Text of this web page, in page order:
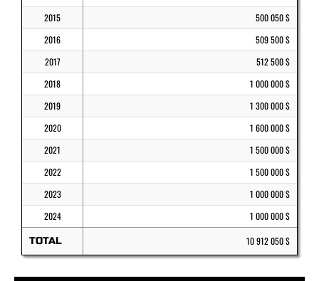
2015
500 050 $
2016
509 500 $
2017
512 500 $
2018
1 000 000 $
2019
1 300 000 $
2020
1 600 000 $
2021
1 500 000 $
2022
1 500 000 $
2023
1 000 000 $
2024
1 000 000 $
TOTAL 10 912 050 $